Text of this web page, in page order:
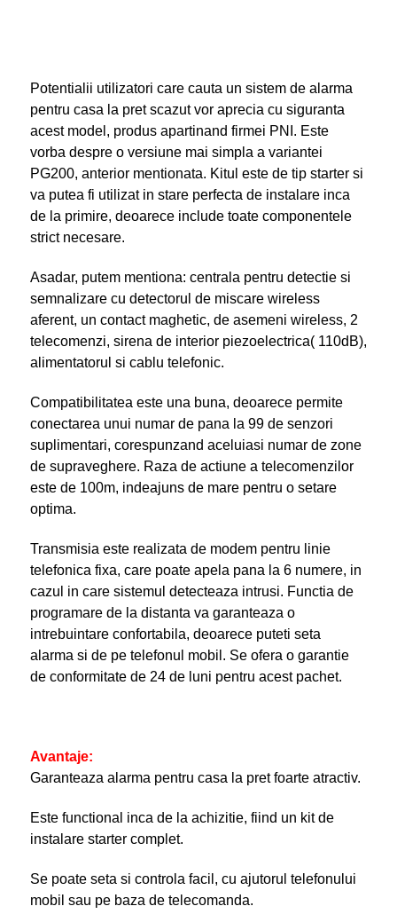
Potentialii utilizatori care cauta un sistem de alarma
pentru casa la pret scazut vor aprecia cu siguranta
acest model, produs apartinand firmei PNI. Este
vorba despre o versiune mai simpla a variantei
PG200, anterior mentionata. Kitul este de tip starter si
va putea fi utilizat in stare perfecta de instalare inca
de la primire, deoarece include toate componentele
strict necesare.
Asadar, putem mentiona: centrala pentru detectie si
semnalizare cu detectorul de miscare wireless
aferent, un contact maghetic, de asemeni wireless, 2
telecomenzi, sirena de interior piezoelectrica( 110dB),
alimentatorul si cablu telefonic.
Compatibilitatea este una buna, deoarece permite
conectarea unui numar de pana la 99 de senzori
suplimentari, corespunzand aceluiasi numar de zone
de supraveghere. Raza de actiune a telecomenzilor
este de 100m, indeajuns de mare pentru o setare
optima.
Transmisia este realizata de modem pentru linie
telefonica fixa, care poate apela pana la 6 numere, in
cazul in care sistemul detecteaza intrusi. Functia de
programare de la distanta va garanteaza o
intrebuintare confortabila, deoarece puteti seta
alarma si de pe telefonul mobil. Se ofera o garantie
de conformitate de 24 de luni pentru acest pachet.
Avantaje:
Garanteaza alarma pentru casa la pret foarte atractiv.
Este functional inca de la achizitie, fiind un kit de
instalare starter complet.
Se poate seta si controla facil, cu ajutorul telefonului
mobil sau pe baza de telecomanda.